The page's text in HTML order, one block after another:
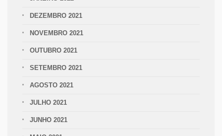
DEZEMBRO 2021
NOVEMBRO 2021
OUTUBRO 2021
SETEMBRO 2021
AGOSTO 2021
JULHO 2021
JUNHO 2021